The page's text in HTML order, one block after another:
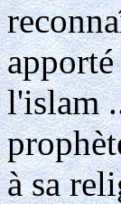
l'islam
à sa